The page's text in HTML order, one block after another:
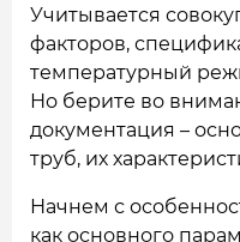
Учитывается
факторов,
температурный
Но берите во
документация –
труб, их
Начнем с
как основного